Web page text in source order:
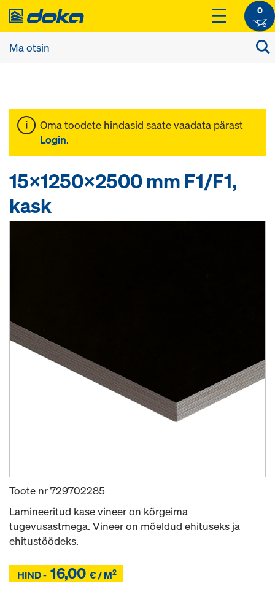
0
Oma toodete hindasid saate vaadata pärast
Login.
15x1250x2500 mm F1/F1,
kask
Toote nr729702285
Lamineeritud kase vineer on kõrgeima
tugevusastmega. Vineer on mõeldud ehituseks ja
ehitustöödeks.
HIND - 16,00 € / M2